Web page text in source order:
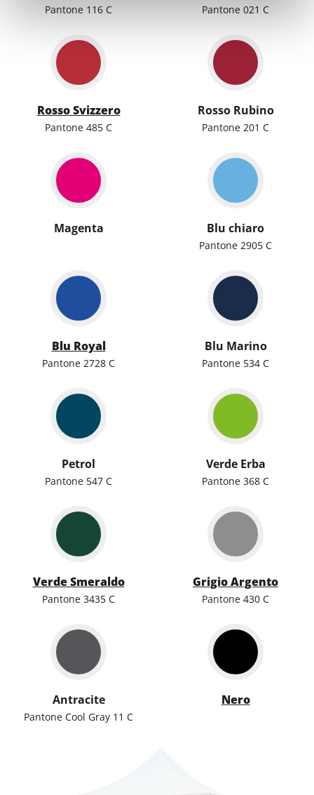
Pantone 116 C Pantone 021 C
Rosso Svizzero
Pantone 485 C
Rosso Rubino
Pantone 201 C
Magenta Blu chiaro
Pantone 2905 C
Blu Royal
Pantone 2728 C
Blu Marino
Pantone 534 C
Petrol
Pantone 547 C
Verde Erba
Pantone 368 C
Verde Smeraldo
Pantone 3435 C
Grigio Argento
Pantone 430 C
Antracite
Pantone Cool Gray 11 C
Nero